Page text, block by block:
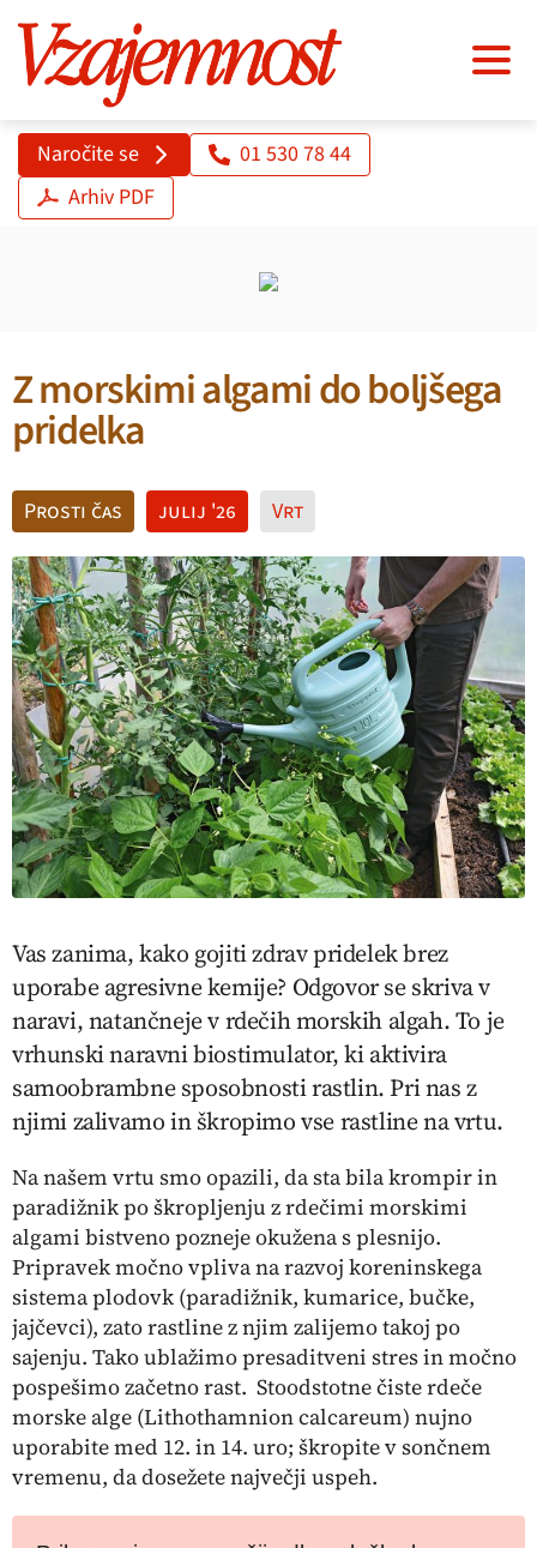
Naročite se
01 530 78 44
Arhiv PDF
Z morskimi algami do boljšega
pridelka
Prosti čas julij '26 Vrt
Vas zanima, kako gojiti zdrav pridelek brez
uporabe agresivne kemije? Odgovor se skriva v
naravi, natančneje v rdečih morskih algah. To je
vrhunski naravni biostimulator, ki aktivira
samoobrambne sposobnosti rastlin. Pri nas z
njimi zalivamo in škropimo vse rastline na vrtu.
Na našem vrtu smo opazili, da sta bila krompir in
paradižnik po škropljenju z rdečimi morskimi
algami bistveno pozneje okužena s plesnijo.
Pripravek močno vpliva na razvoj koreninskega
sistema plodovk (paradižnik, kumarice, bučke,
jajčevci), zato rastline z njim zalijemo takoj po
sajenju. Tako ublažimo presaditveni stres in močno
pospešimo začetno rast. Stoodstotne čiste rdeče
morske alge (Lithothamnion calcareum) nujno
uporabite med 12. in 14. uro; škropite v sončnem
vremenu, da dosežete največji uspeh.